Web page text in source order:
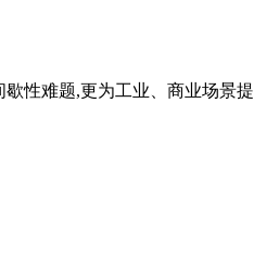
性难题,更为工业、商业场景提